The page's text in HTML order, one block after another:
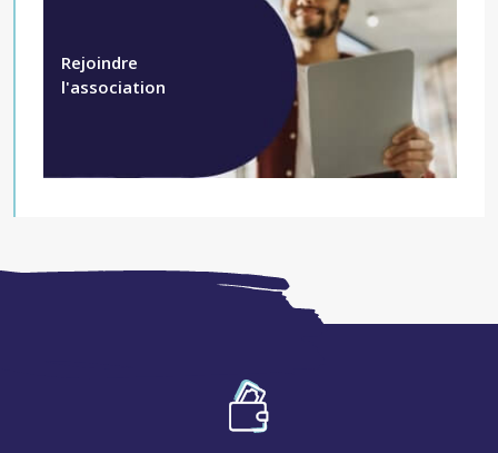
Rejoindre
l'association